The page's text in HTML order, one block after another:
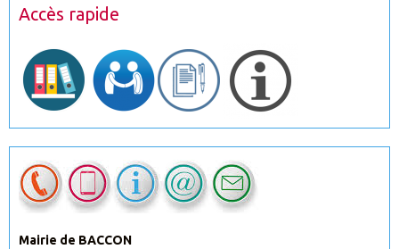
Accès rapide
Mairie de BACCON